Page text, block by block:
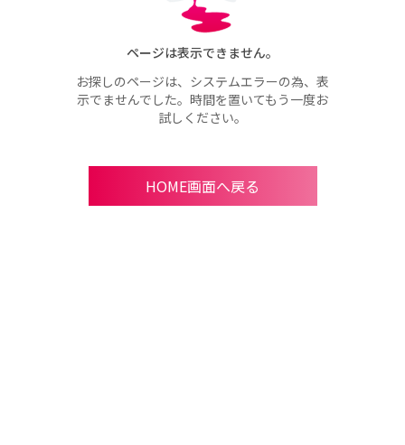
ページは表示できません。
お探しのページは、システムエラーの為、表
示でませんでした。時間を置いてもう一度お
試しください。
HOME画面へ戻る